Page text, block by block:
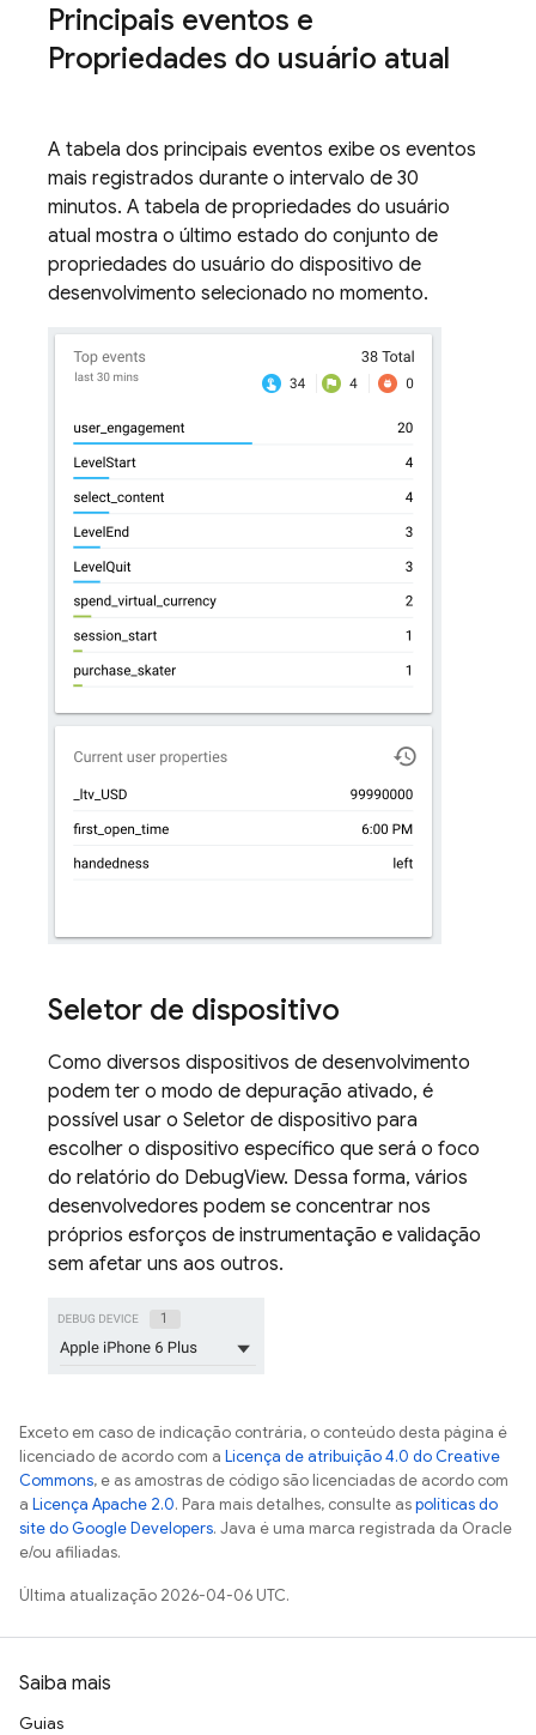
Principais eventos e
Propriedades do usuário atual
A tabela dos principais eventos exibe os eventos
mais registrados durante o intervalo de 30
minutos. A tabela de propriedades do usuário
atual mostra o último estado do conjunto de
propriedades do usuário do dispositivo de
desenvolvimento selecionado no momento.
Seletor de dispositivo
Como diversos dispositivos de desenvolvimento
podem ter o modo de depuração ativado, é
possível usar o Seletor de dispositivo para
escolher o dispositivo específico que será o foco
do relatório do DebugView. Dessa forma, vários
desenvolvedores podem se concentrar nos
próprios esforços de instrumentação e validação
sem afetar uns aos outros.
Exceto em caso de indicação contrária, o conteúdo desta página é
licenciado de acordo com a Licença de atribuição 4.0 do Creative
Commons, e as amostras de código são licenciadas de acordo com
a Licença Apache 2.0. Para mais detalhes, consulte aspolíticas do
site do Google Developers. Java é uma marca registrada da Oracle
e/ou afiliadas.
Última atualização 2026-04-06 UTC.
Saiba mais
Guias